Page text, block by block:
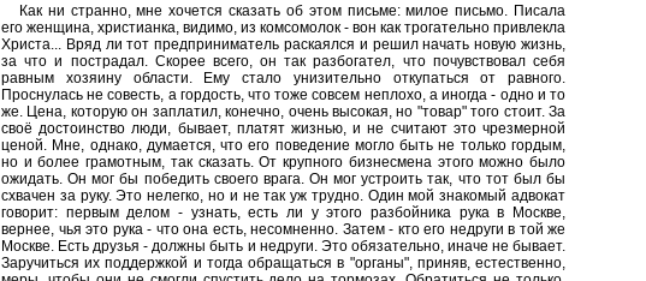
Как ни странно, мне хочется сказать об этом письме: милое письмо. Писала
его женщина, христианка, видимо, из комсомолок - вон как трогательно привлекла
Христа... Вряд ли тот предприниматель раскаялся и решил начать новую жизнь,
за что и пострадал. Скорее всего, он так разбогател, что почувствовал себя
равным хозяину области. Ему стало унизительно откупаться от равного.
Проснулась не совесть, а гордость, что тоже совсем неплохо, а иногда - одно и то
же. Цена, которую он заплатил, конечно, очень высокая, но "товар" того стоит. За
своё достоинство люди, бывает, платят жизнью, и не считают это чрезмерной
ценой. Мне, однако, думается, что его поведение могло быть не только гордым,
но и более грамотным, так сказать. От крупного бизнесмена этого можно было
ожидать. Он мог бы победить своего врага. Он мог устроить так, что тот был бы
схвачен за руку. Это нелегко, но и не так уж трудно. Один мой знакомый адвокат
говорит: первым делом - узнать, есть ли у этого разбойника рука в Москве,
вернее, чья это рука - что она есть, несомненно. Затем - кто его недруги в той же
Москве. Есть друзья - должны быть и недруги. Это обязательно, иначе не бывает.
Заручиться их поддержкой и тогда обращаться в "органы", приняв, естественно,